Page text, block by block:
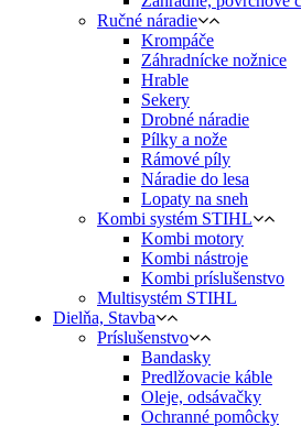
Ručné náradie
Krompáče
Záhradnícke nožnice
Hrable
Sekery
Drobné náradie
Pílky a nože
Rámové píly
Náradie do lesa
Lopaty na sneh
Kombi systém STIHL
Kombi motory
Kombi nástroje
Kombi príslušenstvo
Multisystém STIHL
Dielňa, Stavba
Príslušenstvo
Bandasky
Predlžovacie káble
Oleje, odsávačky
Ochranné pomôcky